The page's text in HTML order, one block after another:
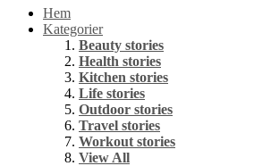
Hem
Kategorier
Beauty stories
Health stories
Kitchen stories
Life stories
Outdoor stories
Travel stories
Workout stories
View All